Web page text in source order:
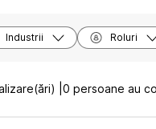
Industrii Roluri
| 0 persoane au